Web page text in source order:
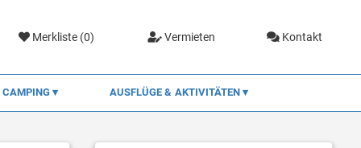
Merkliste (0) Vermieten Kontakt
CAMPING AUSFLÜGE & AKTIVITÄTEN